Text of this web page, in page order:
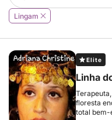
Lingam
Elite
Linha
floresta
total bem-